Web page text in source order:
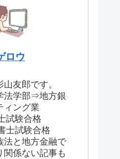
ロウ
友郎です。
法学部⇒地方銀
ング業
試験合格
士試験合格
法と地方金融で
関係ない記事も